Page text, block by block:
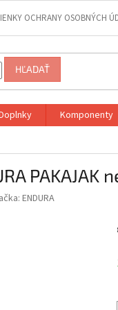
OCHRANY OSOBNÝCH
HĽADAŤ
Komponenty
PAKAJAK
ENDURA